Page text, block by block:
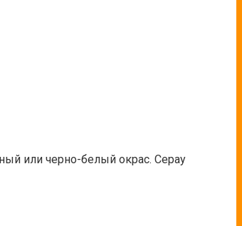
или черно-белый окрас. Серау